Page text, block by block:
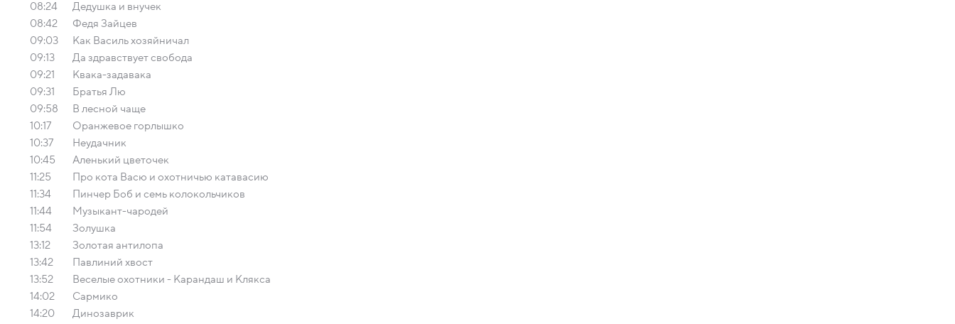
08:24
Дедушкa и внучек
08:42
Федя Зайцев
09:03
Как Василь хозяйничал
09:13
Да здравствует свобода
09:21
Квака-задавака
09:31
Брaтья Лю
09:58
В лесной чаще
10:17
Оранжевое горлышко
10:37
Неудачник
10:45
Аленький цветочек
11:25
Про кота Васю и охотничью катавасию
11:34
Пинчер Боб и семь колокольчиков
11:44
Музыкант-чародей
11:54
Золушка
13:12
Золотая антилопа
13:42
Павлиний хвост
13:52
Веселые oхoтники - Кaрaндaш и Кляксa
14:02
Сармико
14:20
Динозаврик